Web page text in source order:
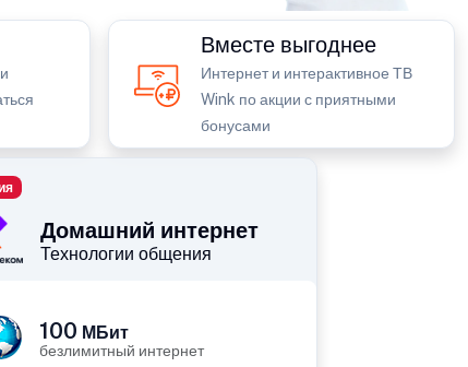
Вместе выгоднее
Интернет и интерактивное ТВ
Wink по акции с приятными
бонусами
Домашний интернет
Технологии общения
100 МБит
безлимитный интернет